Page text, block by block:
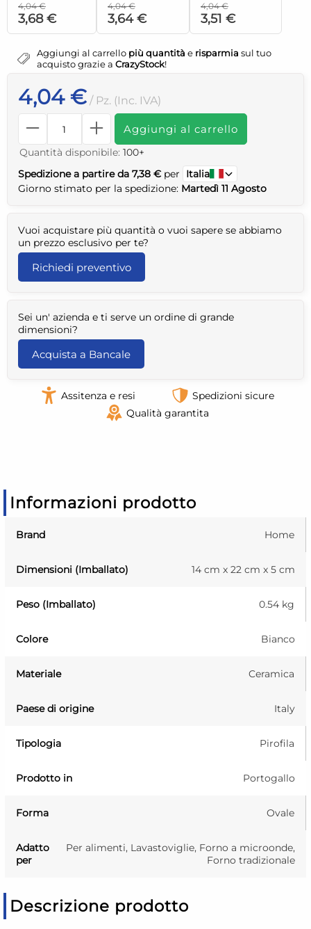
4,04 €
3,68 €
4,04 €
3,64 €
4,04 €
3,51 €
Aggiungi al carrello più quantità e risparmia sul tuo
acquisto grazie a CrazyStock!
4,04 € / Pz. (Inc. IVA)
Aggiungi al carrello
Quantità disponibile: 100+
Spedizione a partire da 7,38 € per
Italia
Giorno stimato per la spedizione: Martedì 11 Agosto
Vuoi acquistare più quantità o vuoi sapere se abbiamo
un prezzo esclusivo per te?
Richiedi preventivo
Sei un' azienda e ti serve un ordine di grande
dimensioni?
Acquista a Bancale
Assitenza e resi
Spedizioni sicure
Qualità garantita
Informazioni prodotto
Brand Home
Dimensioni (Imballato) 14 cm x 22 cm x 5 cm
Peso (Imballato) 0.54 kg
Colore Bianco
Materiale Ceramica
Paese di origine Italy
Tipologia Pirofila
Prodotto in Portogallo
Forma Ovale
Adatto
per
Per alimenti, Lavastoviglie, Forno a microonde,
Forno tradizionale
Descrizione prodotto